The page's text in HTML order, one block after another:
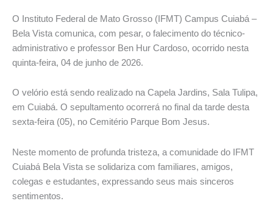
O Instituto Federal de Mato Grosso (IFMT) Campus Cuiabá –
Bela Vista comunica, com pesar, o falecimento do técnico-
administrativo e professor Ben Hur Cardoso, ocorrido nesta
quinta-feira, 04 de junho de 2026.
O velório está sendo realizado na Capela Jardins, Sala Tulipa,
em Cuiabá. O sepultamento ocorrerá no final da tarde desta
sexta-feira (05), no Cemitério Parque Bom Jesus.
Neste momento de profunda tristeza, a comunidade do IFMT
Cuiabá Bela Vista se solidariza com familiares, amigos,
colegas e estudantes, expressando seus mais sinceros
sentimentos.